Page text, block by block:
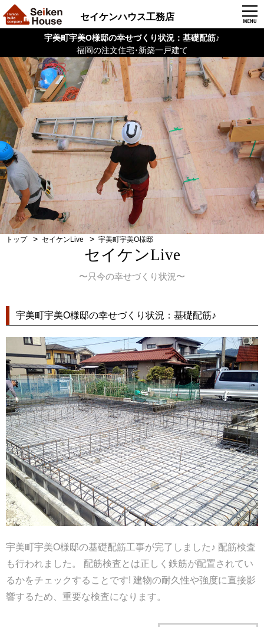
宇美町宇美O様邸の幸せづくり状況：基礎配筋♪
福岡の注文住宅･新築一戸建て
セイケンハウス工務店
トップ セイケンLive 宇美町宇美O様邸
セイケンLive
〜只今の幸せづくり状況〜
宇美町宇美O様邸の幸せづくり状況：基礎配筋♪
宇美町宇美O様邸の基礎配筋工事が完了しました♪ 配筋検査
も行われました。 配筋検査とは正しく鉄筋が配置されてい
るかをチェックすることです! 建物の耐久性や強度に直接影
響するため、重要な検査になります。